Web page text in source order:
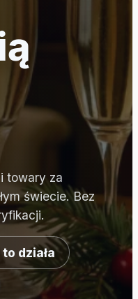
towary za
świecie. Bez
działa